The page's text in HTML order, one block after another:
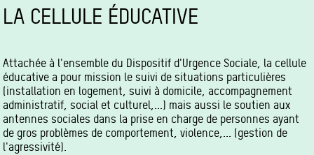
LA CELLULE ÉDUCATIVE
Attachée à l'ensemble du Dispositif d'Urgence Sociale, la cellule
éducative a pour mission le suivi de situations particulières
(installation en logement, suivi à domicile, accompagnement
administratif, social et culturel,...) mais aussi le soutien aux
antennes sociales dans la prise en charge de personnes ayant
de gros problèmes de comportement, violence,... (gestion de
l'agressivité).